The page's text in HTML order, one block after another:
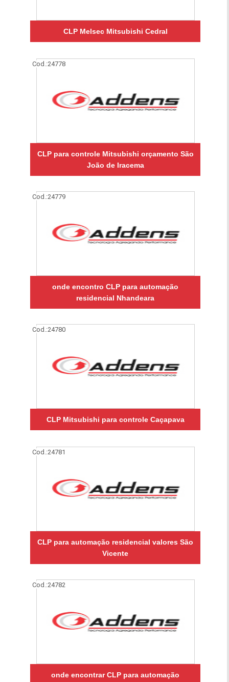
CLP Melsec Mitsubishi Cedral
Cod.:24778
CLP para controle Mitsubishi orçamento São
João de Iracema
Cod.:24779
onde encontro CLP para automação
residencial Nhandeara
Cod.:24780
CLP Mitsubishi para controle Caçapava
Cod.:24781
CLP para automação residencial valores São
Vicente
Cod.:24782
onde encontrar CLP para automação